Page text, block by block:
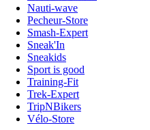
Nauti-wave
Pecheur-Store
Smash-Expert
Sneak'In
Sneakids
Sport is good
Training-Fit
Trek-Expert
TripNBikers
Vélo-Store